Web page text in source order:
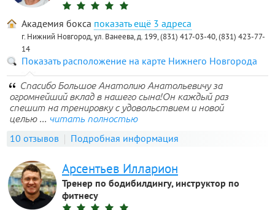
Академия бокса 3 адреса
г. Нижний Новгород, ул. Ванеева, д. 199, (831) 417-03-40, (831) 423-77-
14
Показать расположение на карте Нижнего Новгорода
Спасибо Большое Анатолию Анатольевичу за
огромнейший вклад в нашего сына!Он каждый раз
спешит на тренировку с удовольствием и новой
целью ... читать полностью
10 отзывов Подробная информация
Арсентьев Илларион
Тренер по бодибилдингу, инструктор по
фитнесу